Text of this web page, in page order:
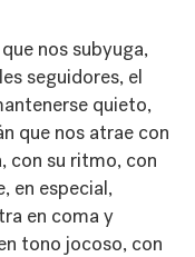
nos subyuga,
seguidores, el
quieto,
que nos atrae con
con su ritmo, con
en especial,
en coma y
tono jocoso, con